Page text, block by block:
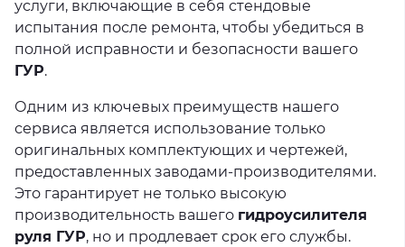
услуги, включающие в себя стендовые
испытания после ремонта, чтобы убедиться в
полной исправности и безопасности вашего
ГУР.
Одним из ключевых преимуществ нашего
сервиса является использование только
оригинальных комплектующих и чертежей,
предоставленных заводами-производителями.
Это гарантирует не только высокую
производительность вашего гидроусилителя
руля ГУР, но и продлевает срок его службы.